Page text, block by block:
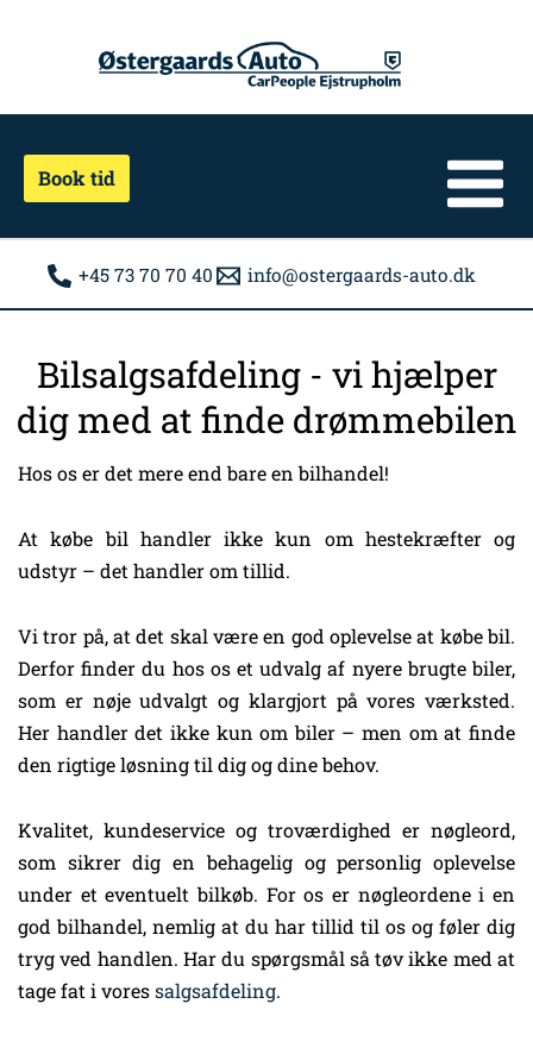
Book tid
+45 73 70 70 40 info@ostergaards-auto.dk
Bilsalgsafdeling - vi hjælper
dig med at finde drømmebilen
Hos os er det mere end bare en bilhandel!
At købe bil handler ikke kun om hestekræfter og
udstyr – det handler om tillid.
Vi tror på, at det skal være en god oplevelse at købe bil.
Derfor finder du hos os et udvalg af nyere brugte biler,
som er nøje udvalgt og klargjort på vores værksted.
Her handler det ikke kun om biler – men om at finde
den rigtige løsning til dig og dine behov.
Kvalitet, kundeservice og troværdighed er nøgleord,
som sikrer dig en behagelig og personlig oplevelse
under et eventuelt bilkøb. For os er nøgleordene i en
god bilhandel, nemlig at du har tillid til os og føler dig
tryg ved handlen. Har du spørgsmål så tøv ikke med at
tage fat i voressalgsafdeling.